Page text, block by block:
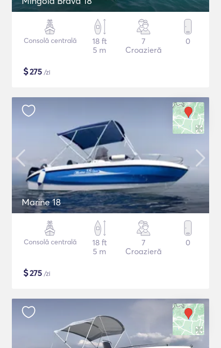
Consolă centrală
18 ft
5 m
7
Croazieră
0
$275 /zi
Marine 18
Consolă centrală
18 ft
5 m
7
Croazieră
0
$275 /zi